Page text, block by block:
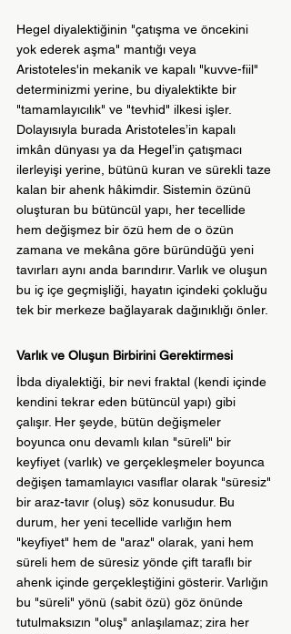
Hegel diyalektiğinin "çatışma ve öncekini
yok ederek aşma" mantığı veya
Aristoteles'in mekanik ve kapalı "kuvve-fiil"
determinizmi yerine, bu diyalektikte bir
"tamamlayıcılık" ve "tevhid" ilkesi işler.
Dolayısıyla burada Aristoteles’in kapalı
imkân dünyası ya da Hegel’in çatışmacı
ilerleyişi yerine, bütünü kuran ve sürekli taze
kalan bir ahenk hâkimdir. Sistemin özünü
oluşturan bu bütüncül yapı, her tecellide
hem değişmez bir özü hem de o özün
zamana ve mekâna göre büründüğü yeni
tavırları aynı anda barındırır. Varlık ve oluşun
bu iç içe geçmişliği, hayatın içindeki çokluğu
tek bir merkeze bağlayarak dağınıklığı önler.
Varlık ve Oluşun Birbirini Gerektirmesi
İbda diyalektiği, bir nevi fraktal (kendi içinde
kendini tekrar eden bütüncül yapı) gibi
çalışır. Her şeyde, bütün değişmeler
boyunca onu devamlı kılan "süreli" bir
keyfiyet (varlık) ve gerçekleşmeler boyunca
değişen tamamlayıcı vasıflar olarak "süresiz"
bir araz-tavır (oluş) söz konusudur. Bu
durum, her yeni tecellide varlığın hem
"keyfiyet" hem de "araz" olarak, yani hem
süreli hem de süresiz yönde çift taraflı bir
ahenk içinde gerçekleştiğini gösterir. Varlığın
bu "süreli" yönü (sabit özü) göz önünde
tutulmaksızın "oluş" anlaşılamaz; zira her